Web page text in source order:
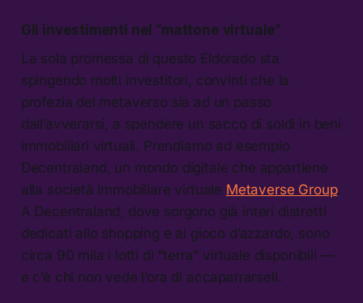
Gli investimenti nel “mattone virtuale”
La sola promessa di questo Eldorado sta
spingendo molti investitori, convinti che la
profezia del metaverso sia ad un passo
dall’avverarsi, a spendere un sacco di soldi in beni
immobiliari virtuali. Prendiamo ad esempio
Decentraland, un mondo digitale che appartiene
alla società immobiliare virtuale Metaverse Group.
A Decentraland, dove sorgono già interi distretti
dedicati allo shopping e al gioco d’azzardo, sono
circa 90 mila i lotti di “terra” virtuale disponibili —
e c’è chi non vede l’ora di accaparrarseli.